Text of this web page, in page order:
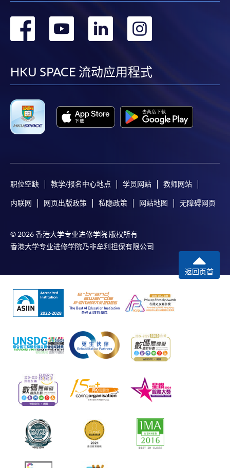
转
facebook
转
youtube
转
linkedin
转
HKU SPACE 流动应用程式
职位空缺 教学/报名中心地点 学员网站 教师网站
内联网 网页出版政策 私隐政策 网站地图 无障碍网页
© 2026 香港大学专业进修学院 版权所有
香港大学专业进修学院乃非牟利担保有限公司
返回页首